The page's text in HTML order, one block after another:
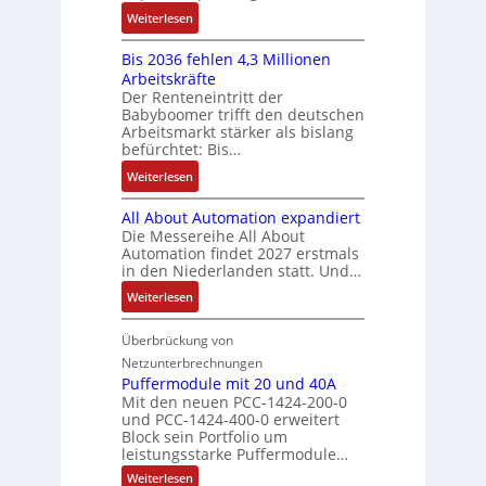
f
n
a
h
m
e
,
g
p
ä
g
t
d
u
r
d
a
s
A
u
y
s
e
m
e
f
ü
h
r
e
r
z
u
m
V
o
r
s
t
a
d
d
e
s
V
D
M
2
-
E
r
g
e
b
n
i
s
s
e
b
e
s
t
ä
t
i
g
e
n
J
e
b
s
-
u
n
d
M
a
r
k
e
t
i
n
e
i
t
e
r
b
Weiterlesen:
K
I
b
r
a
u
c
h
t
S
t
r
u
k
u
r
Bis 2036 fehlen 4,3 Millionen
Arbeitskräfte
Der Renteneintritt der
Babyboomer trifft den deutschen
Arbeitsmarkt stärker als bislang
befürchtet: Bis…
Weiterlesen:
B
i
s
2
0
3
6
f
e
h
l
e
n
4
All About Automation expandiert
Die Messereihe All About
Automation findet 2027 erstmals
in den Niederlanden statt. Und…
Weiterlesen:
A
l
l
A
b
o
u
t
A
Überbrückung von
Netzunterbrechnungen
Puffermodule mit 20 und 40A
Mit den neuen PCC-1424-200-0
und PCC-1424-400-0 erweitert
Block sein Portfolio um
leistungsstarke Puffermodule…
Weiterlesen: